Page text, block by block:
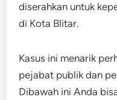
diserahkan untuk
di Kota Blitar.
Kasus ini menarik
pejabat publik dan
Dibawah ini Anda